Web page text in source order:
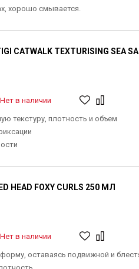
хорошо смывается.
TEXTURISING SEA
Нет в наличии
текстуру, плотность и объем
FOXY CURLS 250 МЛ
Нет в наличии
оставаясь подвижной и